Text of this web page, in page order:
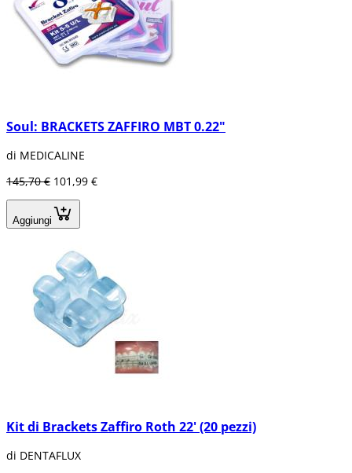
Soul: BRACKETS ZAFFIRO MBT 0.22"
di MEDICALINE
145,70 € 101,99 €
Aggiungi
Kit di Brackets Zaffiro Roth 22' (20 pezzi)
di DENTAFLUX